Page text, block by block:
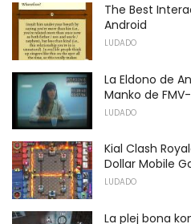
The Best
Android
LUDADO
La Eldono de
Manko de
LUDADO
Kial Clash
Dollar Mobile
LUDADO
La plej bona